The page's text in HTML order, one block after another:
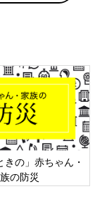
六星占術 細木かお